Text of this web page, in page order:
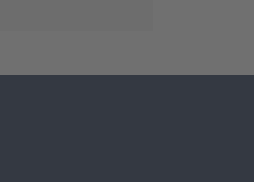
geöffnet)